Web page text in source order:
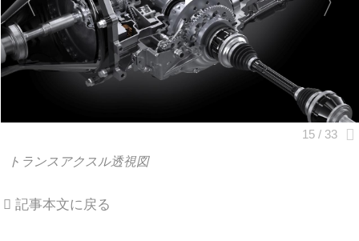
トランスアクスル透視図
記事本文に戻る